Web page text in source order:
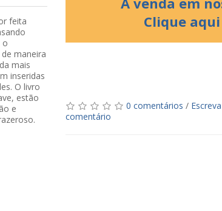
feita
o
maneira
mais
inseridas
O livro
estão
e
Clique
0 comentários /
comentário